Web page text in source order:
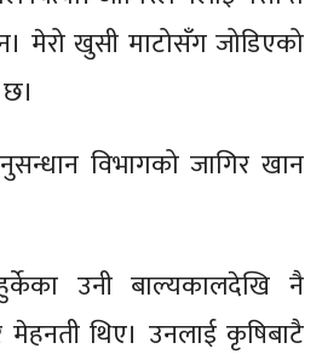
मेरो खुसी माटोसँग जोडिएको
विभागको जागिर खान
उनी बाल्यकालदेखि नै
मेहनती थिए। उनलाई कृषिबाटै